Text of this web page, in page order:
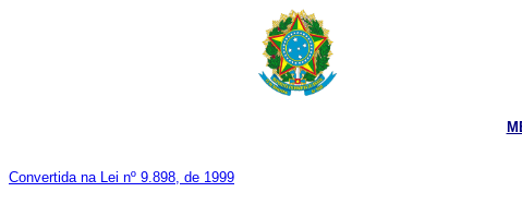
Convertida na Lei nº 9.898, de 1999